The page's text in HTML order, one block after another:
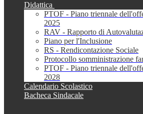
Didattica
PTOF - Piano triennale
2025
RAV - Rapporto di
Piano per l'Inclusione
RS - Rendicontazione Sociale
Protocollo somministrazione
PTOF - Piano triennale
2028
Calendario Scolastico
Bacheca Sindacale